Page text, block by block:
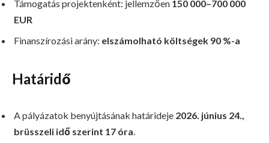
Támogatás projektenként: jellemzően 150 000–700 000
EUR
Finanszírozási arány: elszámolható költségek 90 %-a
Határidő
A pályázatok benyújtásának határideje 2026. június 24.,
brüsszeli idő szerint 17 óra